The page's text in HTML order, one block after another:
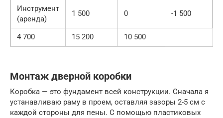
Инструмент
(аренда)
1 500 0 -1 500
4 700 15 200 10 500
Монтаж дверной коробки
Коробка — это фундамент всей конструкции. Сначала я
устанавливаю раму в проем, оставляя зазоры 2-5 см с
каждой стороны для пены. С помощью пластиковых